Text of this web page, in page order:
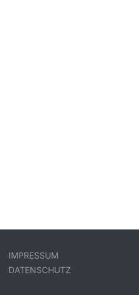
IMPRESSUM
DATENSCHUTZ